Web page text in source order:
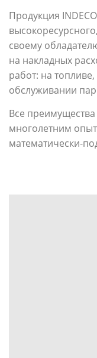
Продукция
своему
на накладных
работ: на
обслуживании
Все
многолетним
математически-